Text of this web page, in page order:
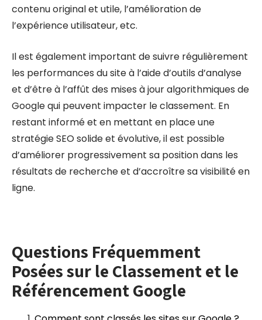
contenu original et utile, l’amélioration de
l’expérience utilisateur, etc.
Il est également important de suivre régulièrement
les performances du site à l’aide d’outils d’analyse
et d’être à l’affût des mises à jour algorithmiques de
Google qui peuvent impacter le classement. En
restant informé et en mettant en place une
stratégie SEO solide et évolutive, il est possible
d’améliorer progressivement sa position dans les
résultats de recherche et d’accroître sa visibilité en
ligne.
Questions Fréquemment
Posées sur le Classement et le
Référencement Google